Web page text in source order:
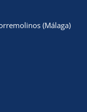
(Málaga)